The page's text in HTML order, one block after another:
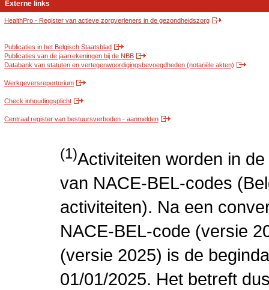
Externe links
HealthPro - Register van actieve zorgverleners in de gezondheidszorg
Publicaties in het Belgisch Staatsblad
Publicaties van de jaarrekeningen bij de NBB
Databank van statuten en vertegenwoordigingsbevoegdheden (notariële akten)
Werkgeversrepertorium
Check inhoudingsplicht
Centraal register van bestuursverboden - aanmelden
(1)Activiteiten worden in
van NACE-BEL-codes
activiteiten). Na een
NACE-BEL-code (versie
(versie 2025) is de
01/01/2025. Het betreft